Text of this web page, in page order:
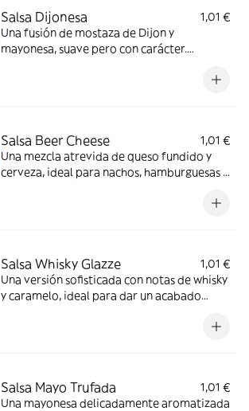
Salsa Dijonesa
1,01 €
Una fusión de mostaza de Dijon y
mayonesa, suave pero con carácter.
Salsa Beer Cheese
1,01 €
Una mezcla atrevida de queso fundido y
cerveza, ideal para nachos, hamburguesas o
Salsa Whisky Glazze
1,01 €
Una versión sofisticada con notas de whisky
y caramelo, ideal para dar un acabado
Salsa Mayo Trufada
1,01 €
Una mayonesa delicadamente aromatizada